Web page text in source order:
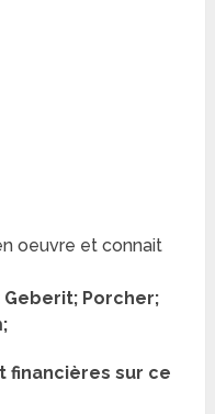
oeuvre et connait
Geberit; Porcher;
financières sur ce